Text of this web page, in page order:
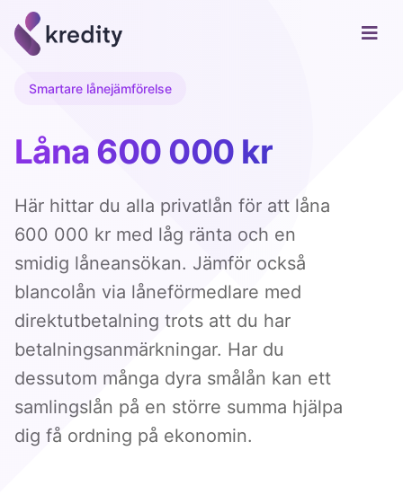
Smartare lånejämförelse
Låna 600 000 kr
Här hittar du alla privatlån för att låna
600 000 kr med låg ränta och en
smidig låneansökan. Jämför också
blancolån via låneförmedlare med
direktutbetalning trots att du har
betalningsanmärkningar. Har du
dessutom många dyra smålån kan ett
samlingslån på en större summa hjälpa
dig få ordning på ekonomin.